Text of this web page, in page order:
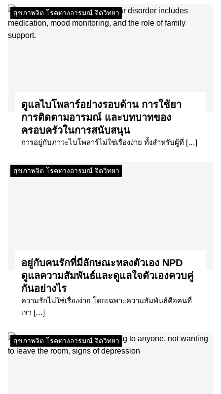
สุขภาพจิต โรคทางอารมณ์ จิตวิทยา
ดูแลไบโพลาร์อย่างรอบด้าน การใช้ยา
การติดตามอารมณ์ และบทบาทของ
ครอบครัวในการสนับสนุน
การอยู่กับภาวะไบโพลาร์ไม่ใช่เรื่องง่าย ทั้งสำหรับผู้ที่ […]
สุขภาพจิต โรคทางอารมณ์ จิตวิทยา
อยู่กับคนรักที่มีลักษณะหลงตัวเอง NPD
ดูแลความสัมพันธ์และดูแลใจตัวเองควบคู่
กันอย่างไร
ความรักไม่ใช่เรื่องง่าย โดยเฉพาะความสัมพันธ์คือคนที่
เรา […]
สุขภาพจิต โรคทางอารมณ์ จิตวิทยา